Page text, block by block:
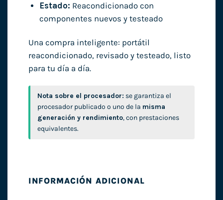
Estado: Reacondicionado con
componentes nuevos y testeado
Una compra inteligente: portátil
reacondicionado, revisado y testeado, listo
para tu día a día.
Nota sobre el procesador: se garantiza el
procesador publicado o uno de la misma
generación y rendimiento, con prestaciones
equivalentes.
INFORMACIÓN ADICIONAL